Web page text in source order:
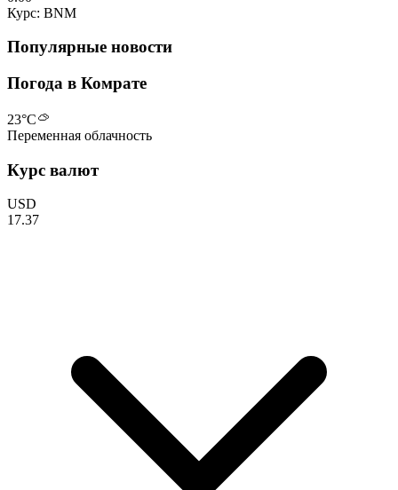
Курс: BNM
Популярные новости
Погода в Комрате
23°C
Переменная облачность
Курс валют
USD
17.37